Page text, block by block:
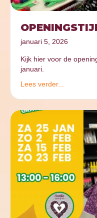
januari 5, 2026
Kijk hier voor de
januari.
Lees verder...